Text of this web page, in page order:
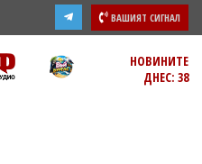
ВАШИЯТ СИГНАЛ
НОВИНИТЕ
ДНЕС: 38